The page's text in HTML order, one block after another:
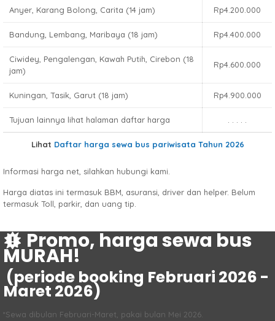
Anyer, Karang Bolong, Carita (14 jam) Rp4.200.000
Bandung, Lembang, Maribaya (18 jam) Rp4.400.000
Ciwidey, Pengalengan, Kawah Putih, Cirebon (18
jam)
Rp4.600.000
Kuningan, Tasik, Garut (18 jam) Rp4.900.000
Tujuan lainnya lihat halaman daftar harga . . . . .
Lihat Daftar harga sewa bus pariwisata Tahun 2026
Informasi harga net, silahkan hubungi kami.
Harga diatas ini termasuk BBM, asuransi, driver dan helper. Belum
termasuk Toll, parkir, dan uang tip.
Promo, harga sewa bus
MURAH!
(periode booking Februari 2026 -
Maret 2026)
*Sewa dibulan Februari-Maret, pakai bulan Mei 2026.